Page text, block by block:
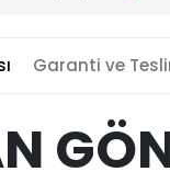
Garanti ve